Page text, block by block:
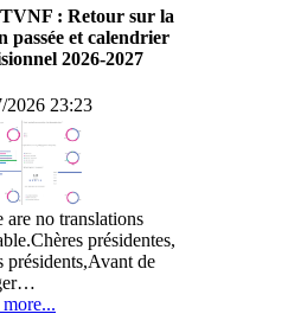
: Retour sur la
passée et calendrier
2026-2027
2026 23:23
are no translations
présidentes,
présidents,Avant de